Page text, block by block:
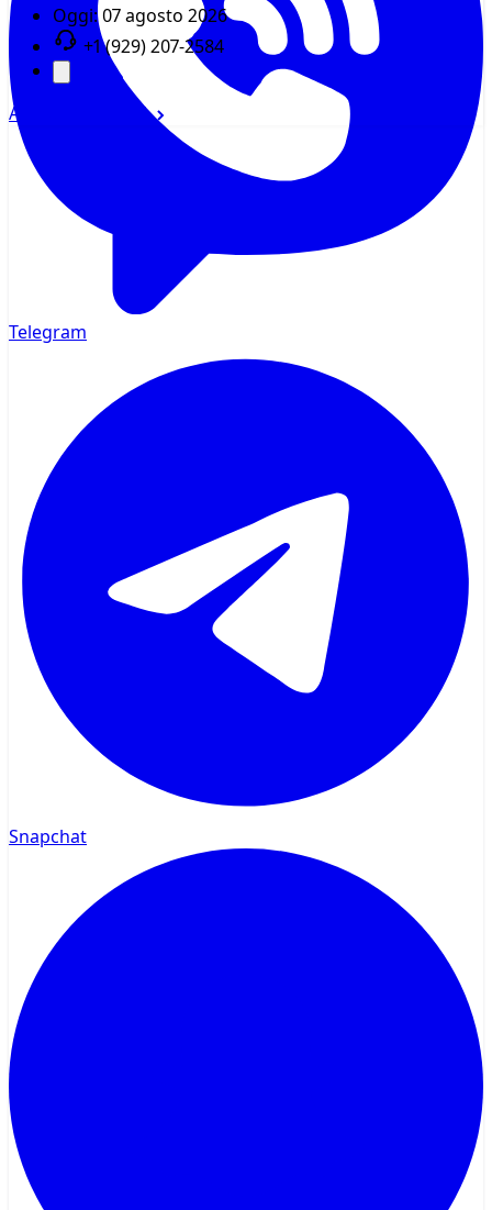
Oggi: 07 agosto 2026
+1 (929) 207-2584
Accedi Registrati
Telegram
Snapchat